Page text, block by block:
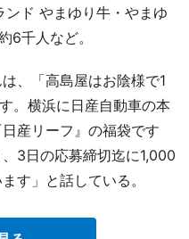
ド やまゆり牛・やまゆ
6千人など。
、「高島屋はお陰様で1
。横浜に日産自動車の本
産リーフ』の福袋です
3日の応募締切迄に1,000
す」と話している。